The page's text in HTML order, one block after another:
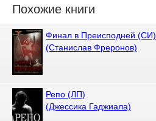
Похожие книги
Финал в Преисподней (СИ)
(Станислав Фреронов)
Репо (ЛП)
(Джессика Гаджиала)